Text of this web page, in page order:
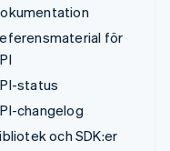
för
status
changelog
och SDK:er